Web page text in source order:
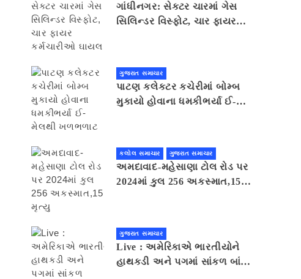
ગાંધીનગર: સેક્ટર ચારમાં ગેસ
સિલિન્ડર વિસ્ફોટ, ચાર ફાયર
ગુજરાત સમાચાર
પાટણ કલેકટર કચેરીમાં બોમ્બ
મુકાયો હોવાના ધમકીભર્યા ઈ-
કલોલ સમાચાર ગુજરાત સમાચાર
અમદાવાદ-મહેસાણા ટોલ રોડ પર
2024માં કુલ 256 અકસ્માત,15
ગુજરાત સમાચાર
Live : અમેરિકાએ ભારતીયોને
હાથકડી અને પગમાં સાંકળ બાંધી,